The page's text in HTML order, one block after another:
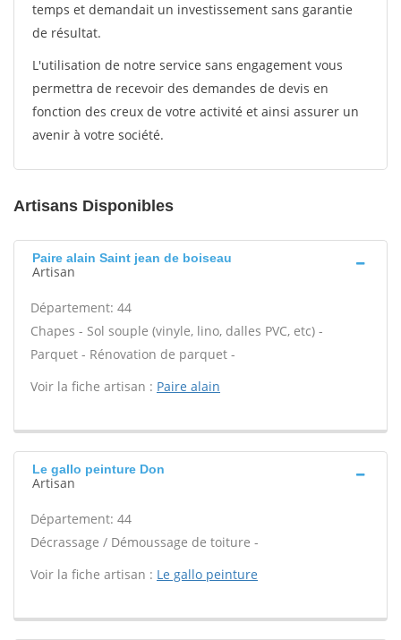
temps et demandait un investissement sans garantie
de résultat.
L'utilisation de notre service sans engagement vous
permettra de recevoir des demandes de devis en
fonction des creux de votre activité et ainsi assurer un
avenir à votre société.
Artisans Disponibles
Paire alain Saint jean de boiseau
Artisan
Département: 44
Chapes - Sol souple (vinyle, lino, dalles PVC, etc) -
Parquet - Rénovation de parquet -
Voir la fiche artisan : Paire alain
Le gallo peinture Don
Artisan
Département: 44
Décrassage / Démoussage de toiture -
Voir la fiche artisan : Le gallo peinture